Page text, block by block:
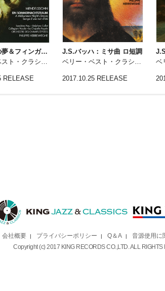
真夏の夜の夢＆フィンガルの洞窟
RELEASE
J.S.バッハ：ミサ曲 ロ短調
2017.10.25 RELEASE
会社概要 | プライバシーポリシー | Q＆A |
音源使用に
Copyright (c) 2017 KING RECORDS CO.,LTD. ALL RIGHTS